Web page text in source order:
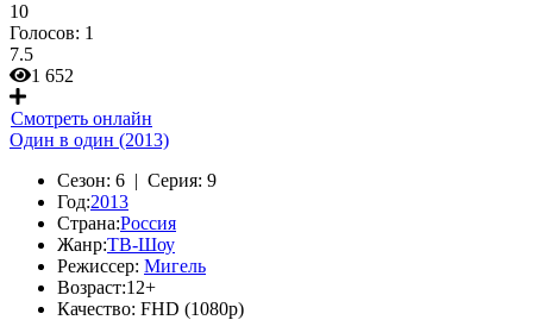
10
Голосов: 1
7.5
1 652
Смотреть онлайн
Один в один (2013)
Сезон: 6 | Серия: 9
Год:2013
Страна:Россия
Жанр:ТВ-Шоу
Режиссер: Мигель
Возраст:12+
Качество: FHD (1080p)